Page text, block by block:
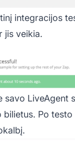
integracijos
jis veikia.
savo LiveAgent
bilietus. Po